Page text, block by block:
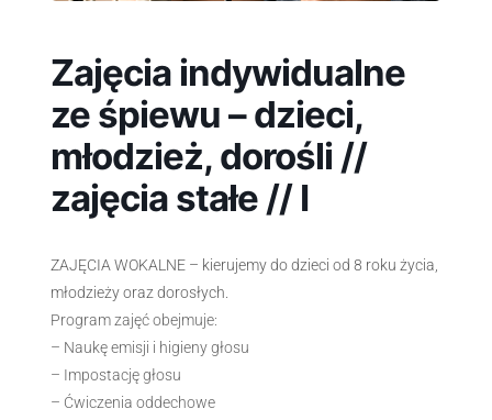
Zajęcia indywidualne
ze śpiewu – dzieci,
młodzież, dorośli //
zajęcia stałe // I
ZAJĘCIA WOKALNE – kierujemy do dzieci od 8 roku życia,
młodzieży oraz dorosłych.
Program zajęć obejmuje:
– Naukę emisji i higieny głosu
– Impostację głosu
– Ćwiczenia oddechowe